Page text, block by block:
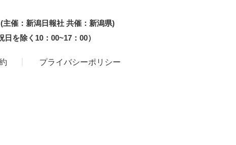
(主催：新潟日報社 共催：新潟県)
を除く10：00~17：00）
プライバシーポリシー